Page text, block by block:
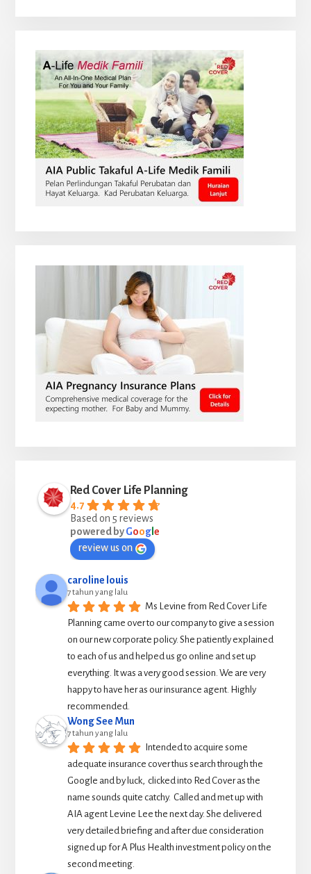
Red Cover Life Planning
4.7
Based on 5 reviews
powered byGoogl e
review us on
caroline louis
7 tahun yang lalu
Ms Levine from Red Cover Life
Planning came over to our company to give a session
on our new corporate policy. She patiently explained
to each of us and helped us go online and set up
everything. It was a very good session. We are very
happy to have her as our insurance agent. Highly
recommended.
Wong See Mun
7 tahun yang lalu
Intended to acquire some
adequate insurance cover thus search through the
Google and by luck,  clicked into Red Cover as the
name sounds quite catchy.  Called and met up with
AIA agent Levine Lee the next day. She delivered
very detailed briefing and after due consideration
signed up for A Plus Health investment policy on the
second meeting.